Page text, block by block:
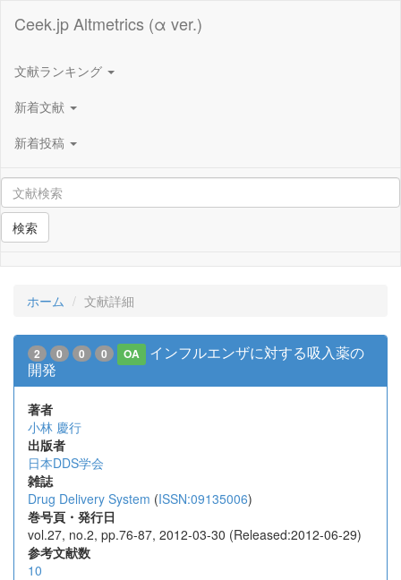
Ceek.jp Altmetrics (α ver.)
文献ランキング
新着文献
新着投稿
検索
ホーム 文献詳細
2 0 0 0 OA
インフルエンザに対する吸入薬の
開発
著者
小林 慶行
出版者
日本DDS学会
雑誌
Drug Delivery System (ISSN:09135006)
巻号頁・発行日
vol.27, no.2, pp.76-87, 2012-03-30 (Released:2012-06-29)
参考文献数
10